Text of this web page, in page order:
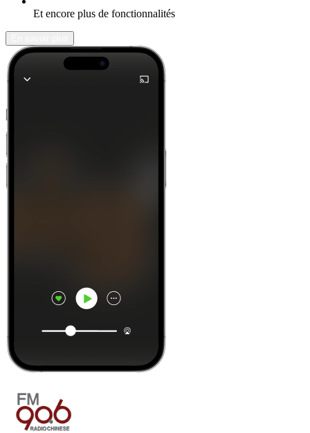
Et encore plus de fonctionnalités